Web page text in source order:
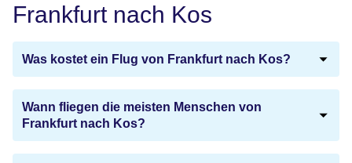
Frankfurt nach Kos
Was kostet ein Flug von Frankfurt nach Kos?
Wann fliegen die meisten Menschen von
Frankfurt nach Kos?